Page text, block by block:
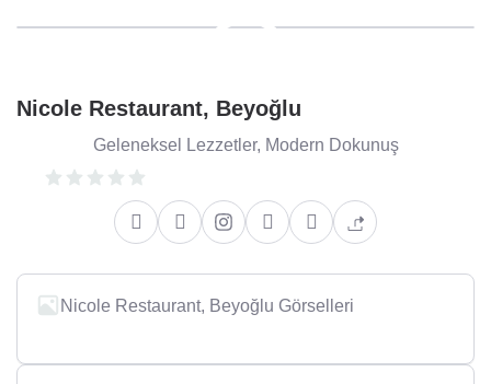
Nicole Restaurant, Beyoğlu
Geleneksel Lezzetler, Modern Dokunuş
Nicole Restaurant, Beyoğlu Görselleri